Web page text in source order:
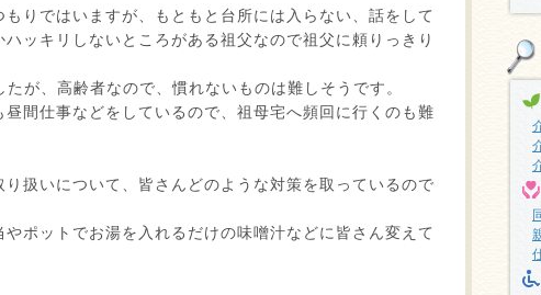
りではいますが、もともと台所には入らない、話をして
ッキリしないところがある祖父なので祖父に頼りっきり
が、高齢者なので、慣れないものは難しそうです。
間仕事などをしているので、祖母宅へ頻回に行くのも難
扱いについて、皆さんどのような対策を取っているので
ポットでお湯を入れるだけの味噌汁などに皆さん変えて